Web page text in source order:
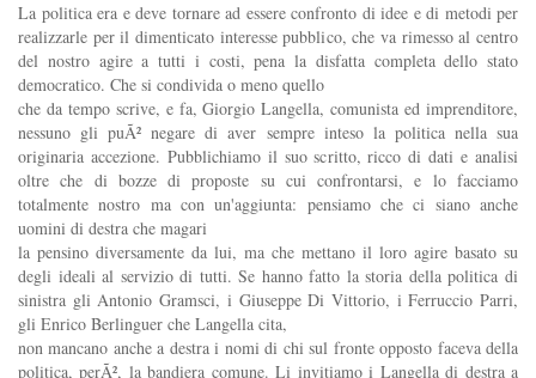
La politica era e deve tornare ad essere confronto di idee e di metodi per
realizzarle per il dimenticato interesse pubblico, che va rimesso al centro
del nostro agire a tutti i costi, pena la disfatta completa dello stato
democratico. Che si condivida o meno quello
che da tempo scrive, e fa, Giorgio Langella, comunista ed imprenditore,
nessuno gli puÃ² negare di aver sempre inteso la politica nella sua
originaria accezione. Pubblichiamo il suo scritto, ricco di dati e analisi
oltre che di bozze di proposte su cui confrontarsi, e lo facciamo
totalmente nostro ma con un'aggiunta: pensiamo che ci siano anche
uomini di destra che magari
la pensino diversamente da lui, ma che mettano il loro agire basato su
degli ideali al servizio di tutti. Se hanno fatto la storia della politica di
sinistra gli Antonio Gramsci, i Giuseppe Di Vittorio, i Ferruccio Parri,
gli Enrico Berlinguer che Langella cita,
non mancano anche a destra i nomi di chi sul fronte opposto faceva della
politica, perÃ², la bandiera comune. Li invitiamo i Langella di destra a